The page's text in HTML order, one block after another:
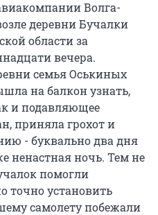
Волга-
деревни Бучалки
области за
вечера.
семья Оськиных
на балкон узнать,
и подавляющее
приняла грохот и
- буквально два дня
ненастная ночь. Тем не
помогли
точно установить
самолету побежали